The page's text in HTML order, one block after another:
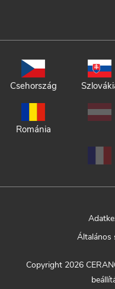
Csehország
Románia
Általános
Copyright 2026